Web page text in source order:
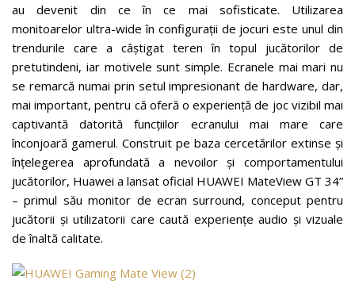
au devenit din ce în ce mai sofisticate. Utilizarea
monitoarelor ultra-wide în configurații de jocuri este unul din
trendurile care a câștigat teren în topul jucătorilor de
pretutindeni, iar motivele sunt simple. Ecranele mai mari nu
se remarcă numai prin setul impresionant de hardware, dar,
mai important, pentru că oferă o experiență de joc vizibil mai
captivantă datorită funcțiilor ecranului mai mare care
înconjoară gamerul. Construit pe baza cercetărilor extinse și
înțelegerea aprofundată a nevoilor și comportamentului
jucătorilor, Huawei a lansat oficial HUAWEI MateView GT 34”
– primul său monitor de ecran surround, conceput pentru
jucătorii și utilizatorii care caută experiențe audio și vizuale
de înaltă calitate.